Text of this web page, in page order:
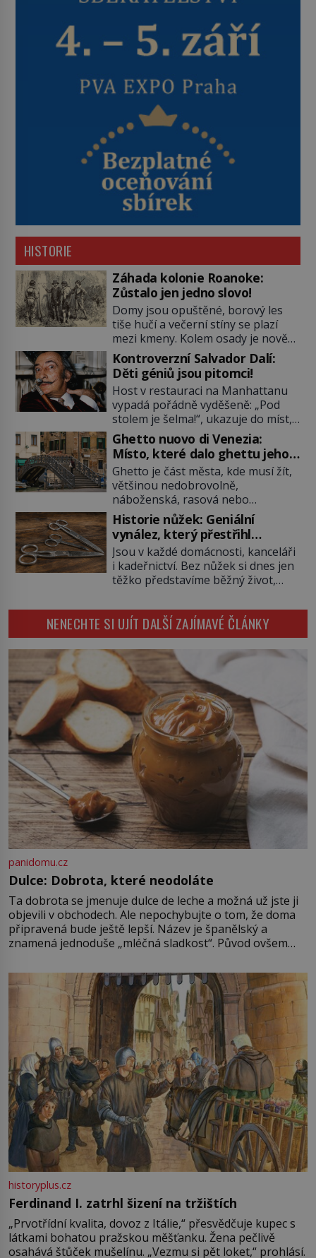
HISTORIE
Záhada kolonie Roanoke:
Zůstalo jen jedno slovo!
Domy jsou opuštěné, borový les
tiše hučí a večerní stíny se plazí
mezi kmeny. Kolem osady je nově
postavená palisáda, ale ani to
nejspíš nedokáže osadníky
zachránit. Muži, ženy, děti – všichni
jsou pryč. Nadobro a navždycky!
Kapitán John White (asi 1539–1593)
v srpnu 1587 naposledy zamává
své právě narozené vnučce a
vstoupí na palubu. Nechce […]
Kontroverzní Salvador Dalí:
Děti géniů jsou pitomci!
Host v restauraci na Manhattanu
vypadá pořádně vyděšeně: „Pod
stolem je šelma!“, ukazuje do míst,
kde má nedaleko sedící Salvador
Dalí nohy. „Není důvod k obavám,
to je obyčejná kočka přemalovaná
v op art designu,“ uklidňuje ho
malíř. Zabere to. Tato „kočka“ je
jeho miláčkem, jmenuje se Babou a
ve skutečnosti je to ocelot. Babou
[…]
Ghetto nuovo di Venezia:
Místo, které dalo ghettu jeho
jméno
Ghetto je část města, kde musí žít,
většinou nedobrovolně,
náboženská, rasová nebo
národnostní menšina obyvatel.
Bohaté historické zkušenosti mají
s takovým životem Židé. Už od
středověku jsou totiž v každou
chvíli nuceni v nějakém žít. Mezi ty
nejslavnější patří i benítské Geto
židů je v Benátkách doložena
přibližně od 10. století. Volnější
období […]
Historie nůžek: Geniální
vynález, který přestřihl
tisíciletí
Jsou v každé domácnosti, kanceláři
i kadeřnictví. Bez nůžek si dnes jen
těžko představíme běžný život,
před vznikem papíru nebo knih. Od
jednoduchých bronzových čepelí až
po chirurgické nástroje a
krejčovské skvosty. Celá historie
nůžek dokazuje, že i obyčejná věc
může být výsledkem tisíců let lidské
vynalézavosti. Když dnes vezmeme
[…]
NENECHTE SI UJÍT DALŠÍ ZAJÍMAVÉ ČLÁNKY
panidomu.cz
Dulce: Dobrota, které neodoláte
Ta dobrota se jmenuje dulce de leche a možná už jste ji
objevili v obchodech. Ale nepochybujte o tom, že doma
připravená bude ještě lepší. Název je španělský a
znamená jednoduše „mléčná sladkost“. Původ ovšem
pře hned několik latinskoamerických zemí a k tomu
Francie, kde se traduje,
historyplus.cz
Ferdinand I. zatrhl šizení na tržištích
„Prvotřídní kvalita, dovoz z Itálie,“ přesvědčuje kupec s
látkami bohatou pražskou měšťanku. Žena pečlivě
osahává štůček mušelínu. „Vezmu si pět loket,“ prohlásí.